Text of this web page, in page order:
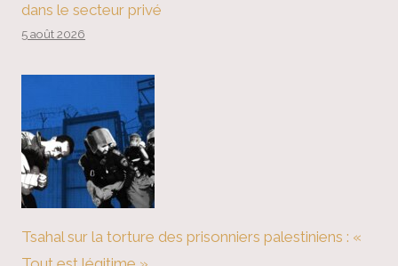
dans le secteur privé
5 août 2026
Tsahal sur la torture des prisonniers palestiniens : «